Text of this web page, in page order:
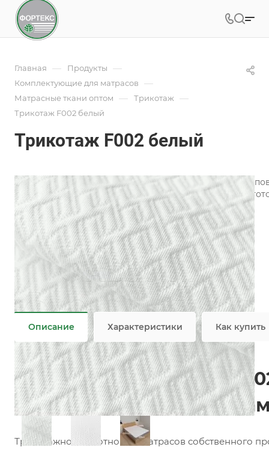
Главная — Продукты —
Комплектующие для матрасов —
Матрасные ткани оптом — Трикотаж —
Трикотаж F002 белый
Трикотаж F002 белый
Трикотаж для матрасов является одним из лучших
широкий ассортимент трикотажного полотна для
Подробности
Характеристики
Коллекция — Геометрия
Состав
100% PES
Плотность
— 280 гр/м2
Все характеристики
Описание Характеристики Как купить
Матрасный трикотаж
матрасов, топперов и
Трикотажное полотно для матрасов собственного